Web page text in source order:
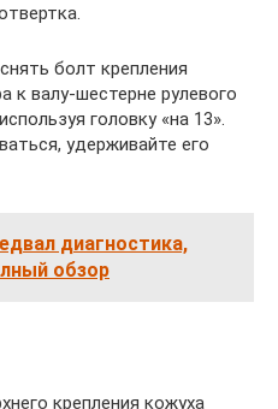
болт крепления
к валу-шестерне рулевого
головку «на 13».
удерживайте его
диагностика,
обзор
крепления кожуха